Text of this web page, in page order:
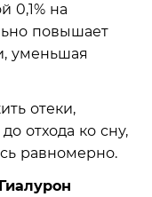
0,1% на
повышает
уменьшая
отеки,
отхода ко сну,
равномерно.